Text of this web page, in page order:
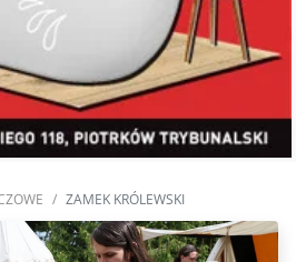
ZAMEK KRÓLEWSKI